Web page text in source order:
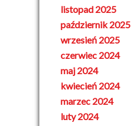
listopad 2025
październik 2025
wrzesień 2025
czerwiec 2024
maj 2024
kwiecień 2024
marzec 2024
luty 2024